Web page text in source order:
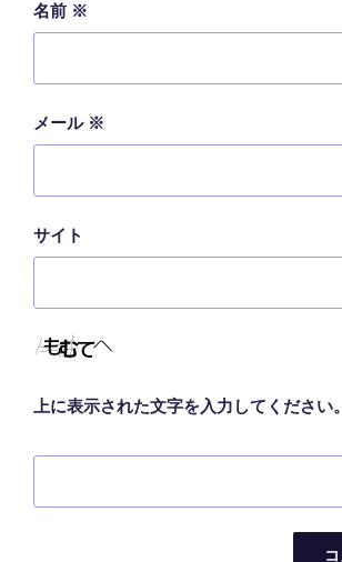
名前 ※
メール ※
サイト
上に表示された文字を入力してください。